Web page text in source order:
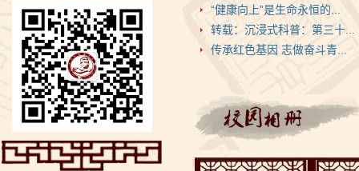
“健康向上”是生命永恒的...
转载：沉浸式科普：第三十...
传承红色基因 志做奋斗青...